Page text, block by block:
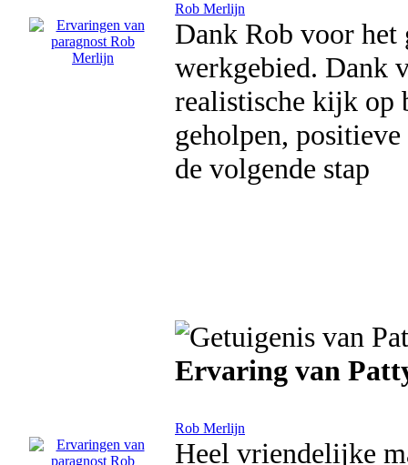
Rob Merlijn
Dank Rob voor het
werkgebied. Dank
realistische kijk op
geholpen,
de volgende stap
Ervaring van
Rob Merlijn
Heel vriendelijke